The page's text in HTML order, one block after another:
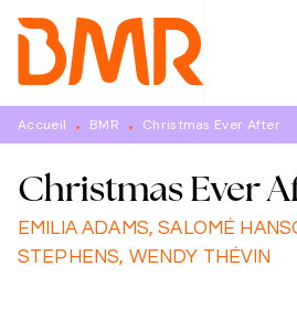
MENU RECHERCHE
PIED DE PAGE
Accueil • BMR • Christmas Ever After
Christmas Ever
EMILIA ADAMS,SALOMÉ
STEPHENS, WENDY THÉVIN